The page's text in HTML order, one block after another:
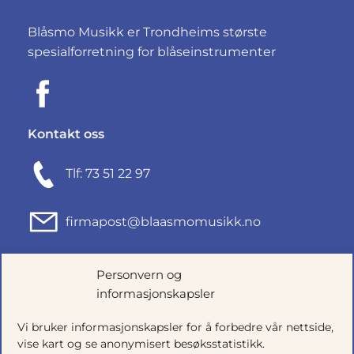
Personvern og
informasjonskapsler
Vi bruker informasjonskapsler for å forbedre vår nettside,
vise kart og se anonymisert besøksstatistikk.
Blåsmo Musikk er Trondheims største
spesialforretning for blåseinstrumenter
Kontakt oss
Tlf: 73 51 22 97
firmapost@blaasmomusikk.no
Fjordgata 46, 7010 TRONDHEIM